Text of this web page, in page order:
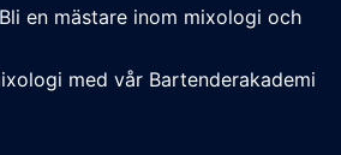
en mästare inom mixologi och
med vår Bartenderakademi